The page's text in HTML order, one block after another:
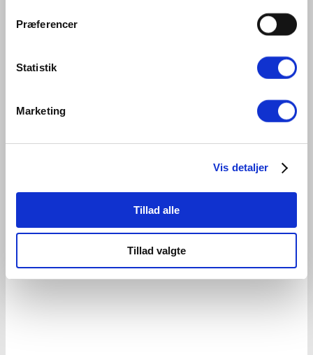
Præferencer
Statistik
Marketing
Vis detaljer
Tillad alle
Tillad valgte
Grønne Strips (Kabelbindere) – 100 x 2,5 mm (100 stk)
Tilføj til kurv